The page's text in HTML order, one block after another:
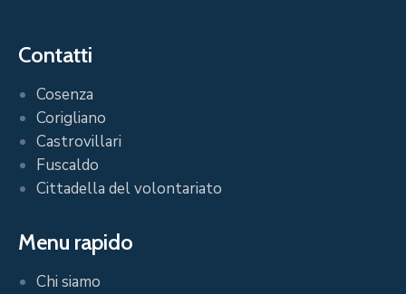
Contatti
Cosenza
Corigliano
Castrovillari
Fuscaldo
Cittadella del volontariato
Menu rapido
Chi siamo